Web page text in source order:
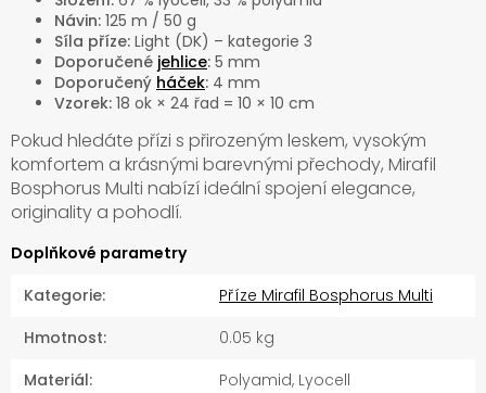
Návin: 125 m / 50 g
Síla příze: Light (DK) – kategorie 3
Doporučené jehlice: 5 mm
Doporučený háček: 4 mm
Vzorek: 18 ok × 24 řad = 10 × 10 cm
Pokud hledáte přízi s přirozeným leskem, vysokým
komfortem a krásnými barevnými přechody, Mirafil
Bosphorus Multi nabízí ideální spojení elegance,
originality a pohodlí.
Doplňkové parametry
Kategorie:
Příze Mirafil Bosphorus Multi
Hmotnost:
0.05 kg
Materiál: Polyamid, Lyocell